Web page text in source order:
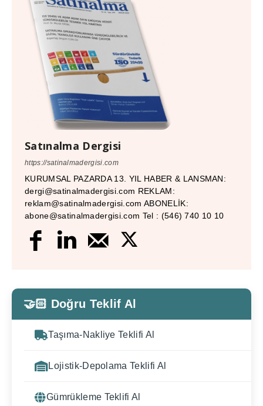
Satınalma Dergisi
https://satinalmadergisi.com
KURUMSAL PAZARDA 13. YIL HABER & LANSMAN:
dergi@satinalmadergisi.com REKLAM:
reklam@satinalmadergisi.com ABONELİK:
abone@satinalmadergisi.com Tel : (546) 740 10 10
🤝🏻 Doğru Teklif Al
Taşıma-Nakliye Teklifi Al
Lojistik-Depolama Teklifi Al
Gümrükleme Teklifi Al